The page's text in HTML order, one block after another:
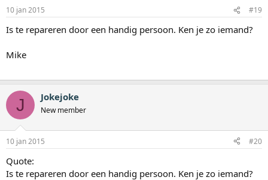
10 jan 2015 #19
Is te repareren door een handig persoon. Ken je zo iemand?
Mike
J Jokejoke
New member
10 jan 2015 #20
Quote:
Is te repareren door een handig persoon. Ken je zo iemand?